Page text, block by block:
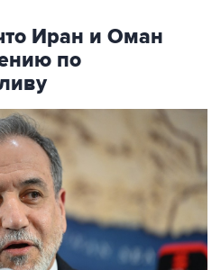
Иран и Оман
по